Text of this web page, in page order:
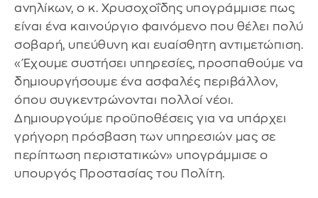
ανηλίκων, ο κ. Χρυσοχοΐδης υπογράμμισε πως
είναι ένα καινούργιο φαινόμενο που θέλει πολύ
σοβαρή, υπεύθυνη και ευαίσθητη αντιμετώπιση.
«Έχουμε συστήσει υπηρεσίες, προσπαθούμε να
δημιουργήσουμε ένα ασφαλές περιβάλλον,
όπου συγκεντρώνονται πολλοί νέοι.
Δημιουργούμε προϋποθέσεις για να υπάρχει
γρήγορη πρόσβαση των υπηρεσιών μας σε
περίπτωση περιστατικών» υπογράμμισε ο
υπουργός Προστασίας του Πολίτη.